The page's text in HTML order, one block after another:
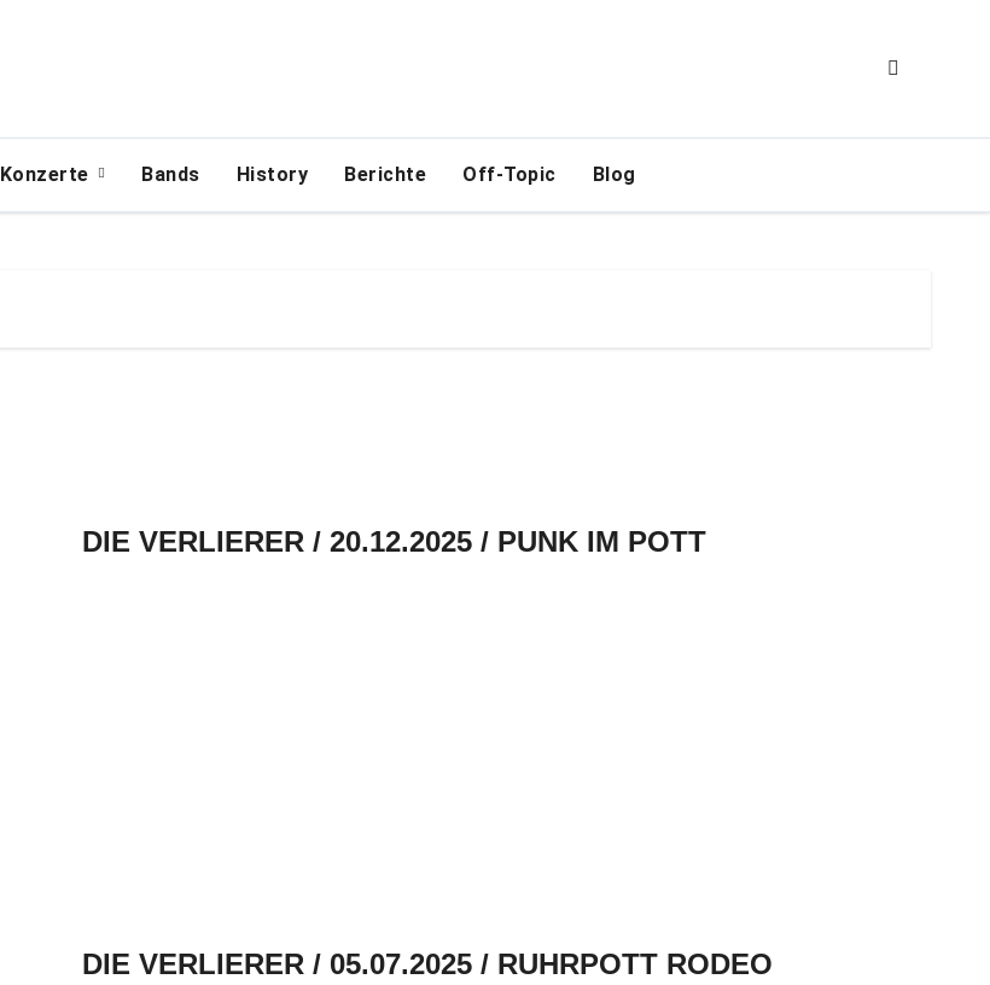
Konzerte Bands History Berichte Off-Topic Blog
DIE VERLIERER / 20.12.2025 / PUNK IM POTT
DIE VERLIERER / 05.07.2025 / RUHRPOTT RODEO